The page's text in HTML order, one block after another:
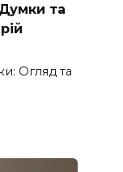
та
Огляд та